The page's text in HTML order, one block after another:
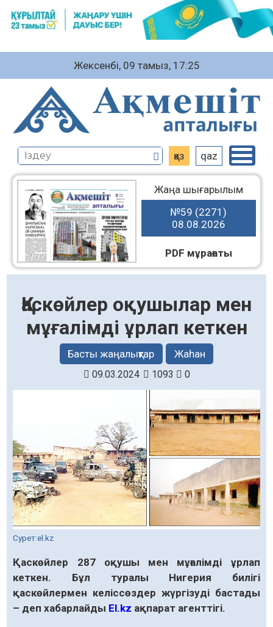
Жексенбі, 09 тамыз, 17:25
қаз qaz
Жаңа шығарылым
№59 (2271)
08.08.2026
PDF мұрағаты
Қаскөйлер оқушылар мен
мұғалімді ұрлап кеткен
Басты жаңалықтар Жаһан
09.03.2024 1093 0
Сурет:el.kz
Қаскөйлер 287 оқушы мен мұғалімді ұрлап
кеткен. Бұл туралы Нигерия билігі
қаскөйлермен келіссөздер жүргізуді бастады
– деп хабарлайды El.kz ақпарат агенттігі.